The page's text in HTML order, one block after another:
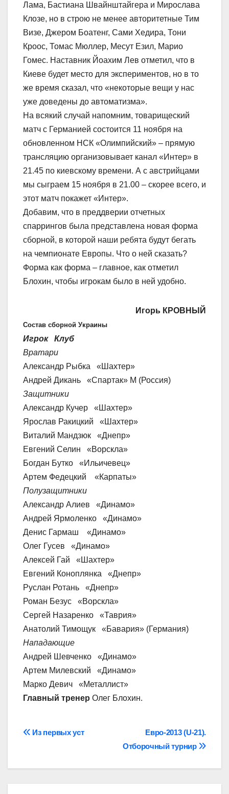
Лама, Бастиана Швайнштайгера и Мирослава
Клозе, но в строю не менее авторитетные Тим
Визе, Джером Боатенг, Сами Хедира, Тони
Кроос, Томас Мюллер, Месут Езил, Марио
Гомес. Наставник Йоахим Лев отметил, что в
Киеве будет место для экспериментов, но в то
же время сказал, что «некоторые вещи у нас
уже доведены до автоматизма».
На всякий случай напомним, товарищеский
матч с Германией состоится 11 ноября на
обновленном НСК «Олимпийский» – прямую
трансляцию организовывает канал «Интер» в
21.45 по киевскому времени. А с австрийцами
мы сыграем 15 ноября в 21.00 – скорее всего, и
этот матч покажет «Интер».
Добавим, что в преддверии отчетных
спаррингов была представлена новая форма
сборной, в которой наши ребята будут бегать
на чемпионате Европы. Что о ней сказать?
Форма как форма – главное, как отметил
Блохин, чтобы игрокам было в ней удобно.
Игорь КРОВНЫЙ
Состав сборной Украины
Игрок Клуб
Вратари
Александр Рыбка «Шахтер»
Андрей Дикань «Спартак» М (Россия)
Защитники
Александр Кучер «Шахтер»
Ярослав Ракицкий «Шахтер»
Виталий Мандзюк «Днепр»
Евгений Селин «Ворскла»
Богдан Бутко «Ильичевец»
Артем Федецкий «Карпаты»
Полузащитники
Александр Алиев «Динамо»
Андрей Ярмоленко «Динамо»
Денис Гармаш «Динамо»
Олег Гусев «Динамо»
Алексей Гай «Шахтер»
Евгений Коноплянка «Днепр»
Руслан Ротань «Днепр»
Роман Безус «Ворскла»
Сергей Назаренко «Таврия»
Анатолий Тимощук «Бавария» (Германия)
Нападающие
Андрей Шевченко «Динамо»
Артем Милевский «Динамо»
Марко Девич «Металлист»
Главный тренер Олег Блохин.
Навігація
Евро-2013 (U-21).
Отборочный турнир
Из первых уст